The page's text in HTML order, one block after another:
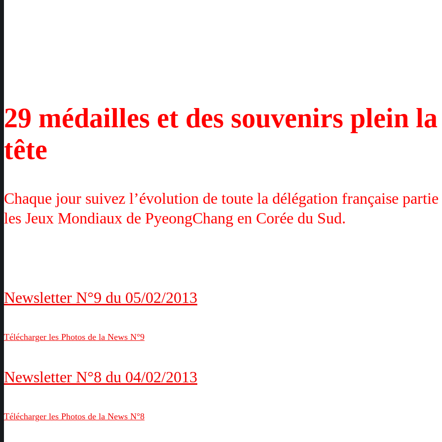
29 médailles et des souvenirs plein la
tête
Chaque jour suivez l’évolution de toute la délégation française partie
les Jeux Mondiaux de PyeongChang en Corée du Sud.
Newsletter N°9 du 05/02/2013
Télécharger les Photos de la News N°9
Newsletter N°8 du 04/02/2013
Télécharger les Photos de la News N°8